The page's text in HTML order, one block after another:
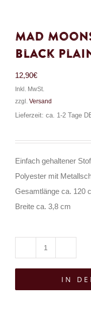
Mad
Black
12,90€
Inkl. MwSt.
zzgl. Versand
Lieferzeit: ca. 1-2 Tage
Einfach gehaltener
Polyester mit
Gesamtlänge ca. 120
Breite ca. 3,8 cm
Moonshine
Gürtel
IN